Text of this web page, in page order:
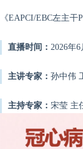
《EAPCI/EBC左主
直播时间： 2026年
主讲专家： 孙中伟
主持专家： 宋莹 主